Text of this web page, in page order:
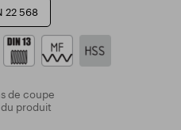
22 568
de coupe
produit